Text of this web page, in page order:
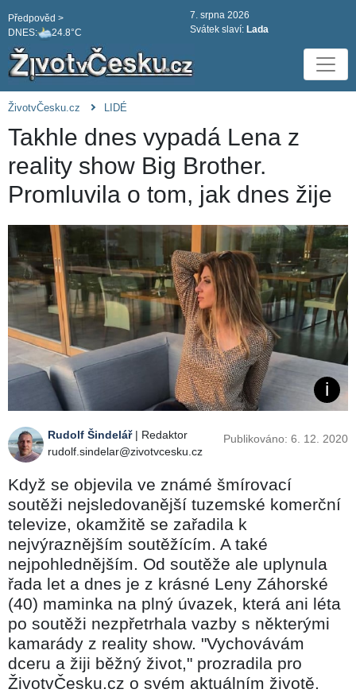
DNES: 24.8°C
Předpověd >
7. srpna 2026
Svátek slaví: Lada
ŽivotvČesku.cz LIDÉ
Takhle dnes vypadá Lena z
reality show Big Brother.
Promluvila o tom, jak dnes žije
Rudolf Šindelář| Redaktor
rudolf.sindelar@zivotvcesku.cz
Publikováno: 6. 12. 2020
Když se objevila ve známé šmírovací
soutěži nejsledovanější tuzemské komerční
televize, okamžitě se zařadila k
nejvýraznějším soutěžícím. A také
nejpohlednějším. Od soutěže ale uplynula
řada let a dnes je z krásné Leny Záhorské
(40) maminka na plný úvazek, která ani léta
po soutěži nezpřetrhala vazby s některými
kamarády z reality show. "Vychovávám
dceru a žiji běžný život," prozradila pro
ŽivotvČesku.cz o svém aktuálním životě.